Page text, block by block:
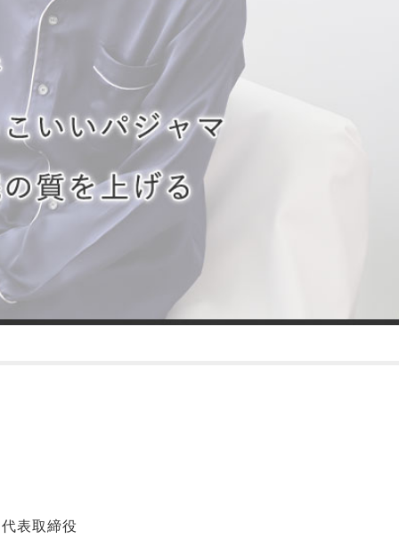
表取締役